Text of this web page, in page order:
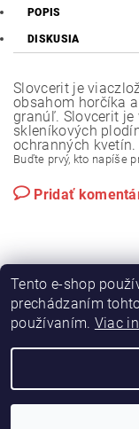
POPIS
DISKUSIA
Slovcerit je
obsahom horčíka
granúľ. Slovcerit je
skleníkových
ochranných kvetín.
Buďte prvý, kto napíše
Pridať
Výroba
2026 © Hydramac Lokca -
Tento e-shop
prechádzaním
používaním. Viac